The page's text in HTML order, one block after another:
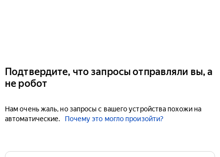
Подтвердите, что запросы отправляли вы, а
не робот
Нам очень жаль, но запросы с вашего устройства похожи на
автоматические.
Почему это могло произойти?